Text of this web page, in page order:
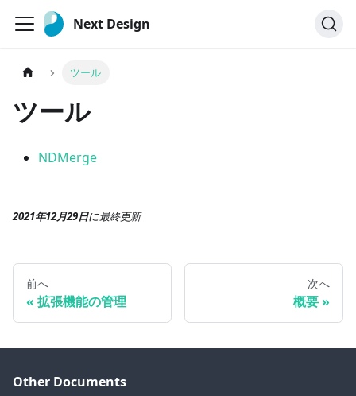
Next Design
ツール
ツール
NDMerge
2021年12月29日に最終更新
前へ
拡張機能の管理
次へ
概要
Other Documents